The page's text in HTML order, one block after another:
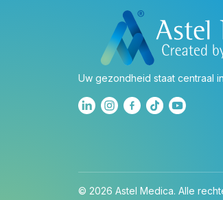
Uw gezondheid staat centraal
© 2026 Astel Medica. Alle